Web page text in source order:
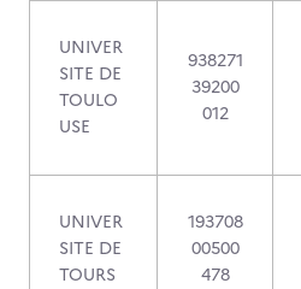
UNIVER
SITE DE
TOULO
USE
938271
39200
012
UNIVER
SITE DE
TOURS
193708
00500
478